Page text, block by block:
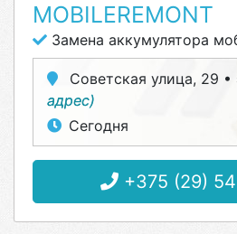
MOBILEREMONT
Замена аккумулятора
Советская улица, 29 •
адрес)
Сегодня
+375 (29)